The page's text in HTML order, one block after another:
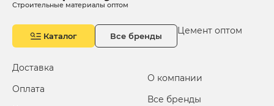
Строительные материалы оптом
Каталог Все бренды Цемент оптом
Доставка
Оплата
О компании
Все бренды